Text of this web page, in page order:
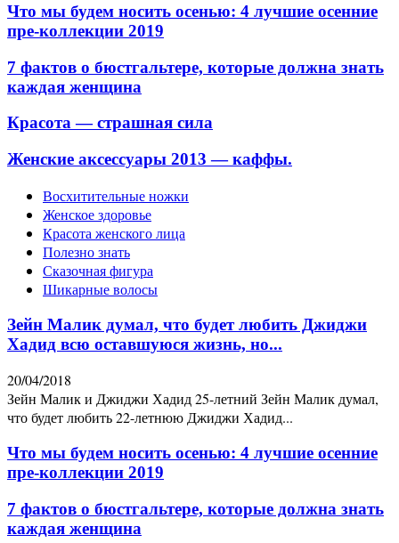
Что мы будем носить осенью: 4 лучшие осенние
пре-коллекции 2019
7 фактов о бюстгальтере, которые должна знать
каждая женщина
Красота — страшная сила
Женские аксессуары 2013 — каффы.
Восхитительные ножки
Женское здоровье
Красота женского лица
Полезно знать
Сказочная фигура
Шикарные волосы
Зейн Малик думал, что будет любить Джиджи
Хадид всю оставшуюся жизнь, но...
20/04/2018
Зейн Малик и Джиджи Хадид 25-летний Зейн Малик думал,
что будет любить 22-летнюю Джиджи Хадид...
Что мы будем носить осенью: 4 лучшие осенние
пре-коллекции 2019
7 фактов о бюстгальтере, которые должна знать
каждая женщина